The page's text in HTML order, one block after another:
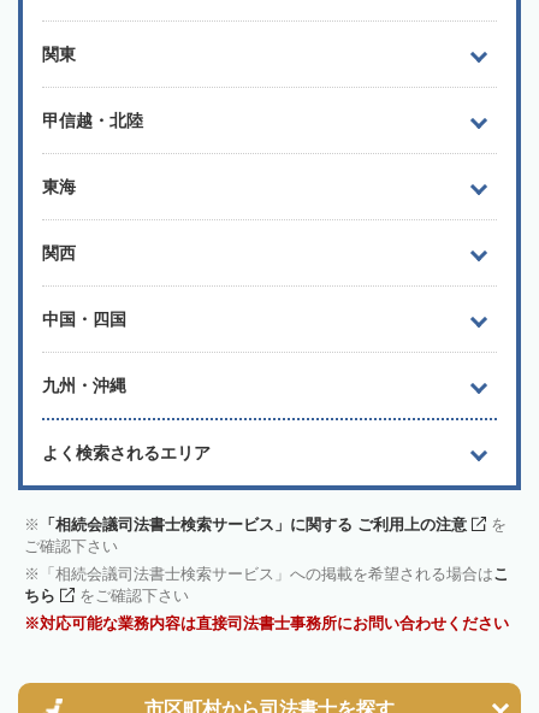
関東
甲信越・北陸
東海
関西
中国・四国
九州・沖縄
よく検索されるエリア
「相続会議司法書士検索サービス」に関する ご利用上の注意
を
ご確認下さい
「相続会議司法書士検索サービス」への掲載を希望される場合はこ
ちら
をご確認下さい
対応可能な業務内容は直接司法書士事務所にお問い合わせください